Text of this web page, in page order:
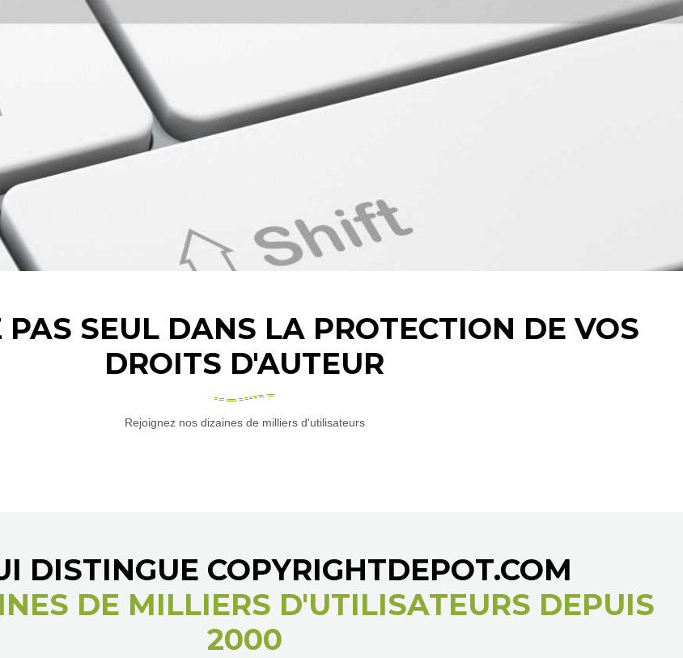
PAS SEUL DANS LA PROTECTION DE VOS
DROITS D'AUTEUR
Rejoignez nos dizaines de milliers d'utilisateurs
DISTINGUE COPYRIGHTDEPOT.COM
DE MILLIERS D'UTILISATEURS DEPUIS
2000